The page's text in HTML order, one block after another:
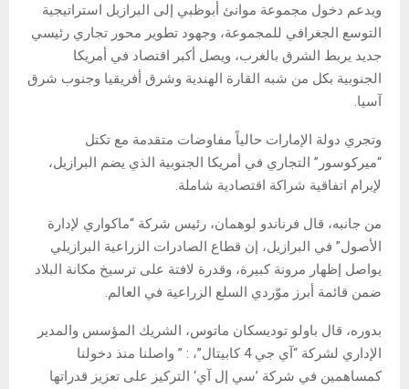
ويدعم دخول مجموعة موانئ أبوظبي إلى البرازيل استراتيجية
التوسع الجغرافي للمجموعة، وجهود تطوير محور تجاري رئيسي
جديد يربط الشرق بالغرب، ويصل أكبر اقتصاد في أمريكا
الجنوبية بكل من شبه القارة الهندية وشرق أفريقيا وجنوب شرق
آسيا.
وتجري دولة الإمارات حالياً مفاوضات متقدمة مع تكتل
“ميركوسور” التجاري في أمريكا الجنوبية الذي يضم البرازيل،
لإبرام اتفاقية شراكة اقتصادية شاملة.
من جانبه، قال فرناندو لوهمان، رئيس شركة “ماكواري لإدارة
الأصول” في البرازيل، إن قطاع الصادرات الزراعية البرازيلي
يواصل إظهار مرونة كبيرة، وقدرة لافتة على ترسيخ مكانة البلاد
ضمن قائمة أبرز موّردي السلع الزراعية في العالم.
بدوره، قال باولو توديسكان ماتوس، الشريك المؤسس والمدير
الإداري لشركة “آي جي 4 كابيتال”، : ” واصلنا منذ دخولنا
كمساهمين في شركة ’سي إل آي‘ التركيز على تعزيز قدراتها